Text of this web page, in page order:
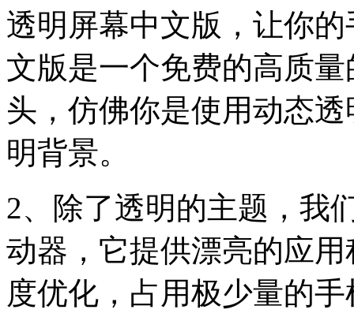
透明屏幕中文版，让你
文版是一个免费的高质
头，仿佛你是使用动态
明背景。
2、除了透明的主题，我
动器，它提供漂亮的应
度优化，占用极少量的